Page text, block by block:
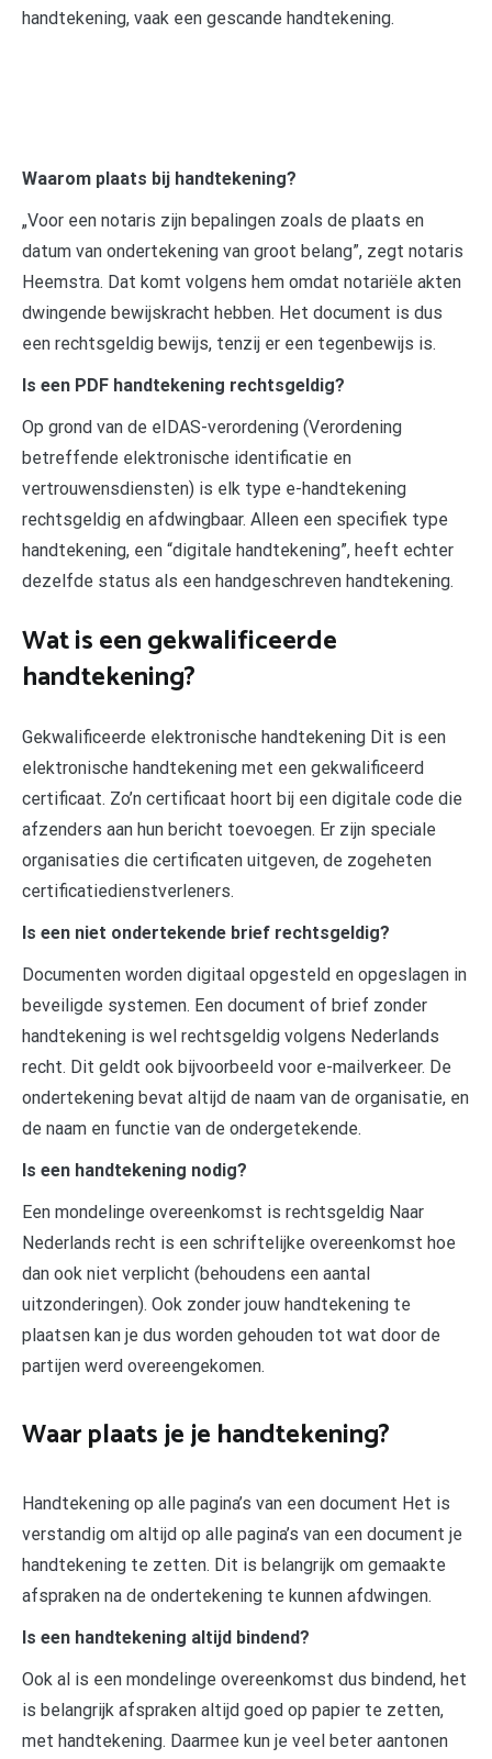
handtekening, vaak een gescande handtekening.
Waarom plaats bij handtekening?
„Voor een notaris zijn bepalingen zoals de plaats en
datum van ondertekening van groot belang”, zegt notaris
Heemstra. Dat komt volgens hem omdat notariële akten
dwingende bewijskracht hebben. Het document is dus
een rechtsgeldig bewijs, tenzij er een tegenbewijs is.
Is een PDF handtekening rechtsgeldig?
Op grond van de eIDAS-verordening (Verordening
betreffende elektronische identificatie en
vertrouwensdiensten) is elk type e-handtekening
rechtsgeldig en afdwingbaar. Alleen een specifiek type
handtekening, een “digitale handtekening”, heeft echter
dezelfde status als een handgeschreven handtekening.
Wat is een gekwalificeerde
handtekening?
Gekwalificeerde elektronische handtekening Dit is een
elektronische handtekening met een gekwalificeerd
certificaat. Zo’n certificaat hoort bij een digitale code die
afzenders aan hun bericht toevoegen. Er zijn speciale
organisaties die certificaten uitgeven, de zogeheten
certificatiedienstverleners.
Is een niet ondertekende brief rechtsgeldig?
Documenten worden digitaal opgesteld en opgeslagen in
beveiligde systemen. Een document of brief zonder
handtekening is wel rechtsgeldig volgens Nederlands
recht. Dit geldt ook bijvoorbeeld voor e-mailverkeer. De
ondertekening bevat altijd de naam van de organisatie, en
de naam en functie van de ondergetekende.
Is een handtekening nodig?
Een mondelinge overeenkomst is rechtsgeldig Naar
Nederlands recht is een schriftelijke overeenkomst hoe
dan ook niet verplicht (behoudens een aantal
uitzonderingen). Ook zonder jouw handtekening te
plaatsen kan je dus worden gehouden tot wat door de
partijen werd overeengekomen.
Waar plaats je je handtekening?
Handtekening op alle pagina’s van een document Het is
verstandig om altijd op alle pagina’s van een document je
handtekening te zetten. Dit is belangrijk om gemaakte
afspraken na de ondertekening te kunnen afdwingen.
Is een handtekening altijd bindend?
Ook al is een mondelinge overeenkomst dus bindend, het
is belangrijk afspraken altijd goed op papier te zetten,
met handtekening. Daarmee kun je veel beter aantonen